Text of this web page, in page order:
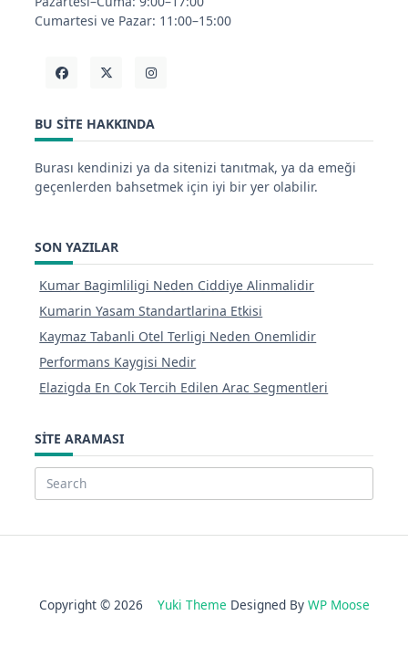
Cumartesi ve Pazar: 11:00–15:00
BU SITE HAKKINDA
Burası kendinizi ya da sitenizi tanıtmak, ya da emeği
geçenlerden bahsetmek için iyi bir yer olabilir.
SON YAZILAR
Kumar Bagimliligi Neden Ciddiye Alinmalidir
Kumarin Yasam Standartlarina Etkisi
Kaymaz Tabanli Otel Terligi Neden Onemlidir
Performans Kaygisi Nedir
Elazigda En Cok Tercih Edilen Arac Segmentleri
SITE ARAMASI
Search
Copyright © 2026 Yuki Theme Designed By WP Moose